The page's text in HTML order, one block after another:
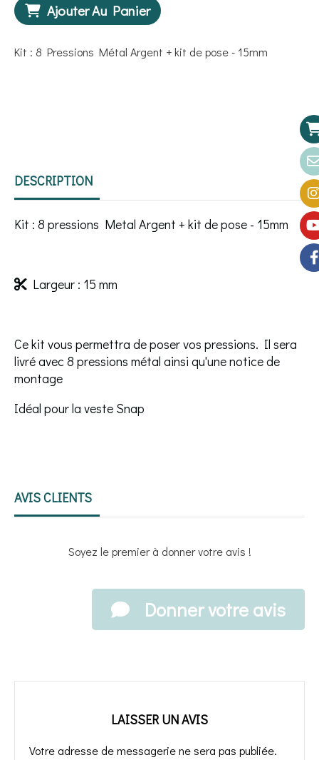
Ajouter Au Panier
Kit : 8 Pressions Métal Argent + kit de pose - 15mm
DESCRIPTION
Kit : 8 pressions Metal Argent + kit de pose - 15mm
 Largeur : 15 mm
Ce kit vous permettra de poser vos pressions. Il sera
livré avec 8 pressions métal ainsi qu'une notice de
montage
Idéal pour la veste Snap
AVIS CLIENTS
Soyez le premier à donner votre avis !
Donner votre avis
LAISSER UN AVIS
Votre adresse de messagerie ne sera pas publiée.